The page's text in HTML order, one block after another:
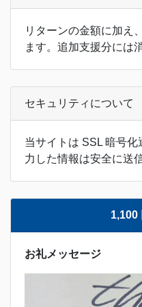
リターンの金額に加え
ます。追加支援分には
セキュリティについて
当サイトは SSL 暗号
力した情報は安全に送
1,100
お礼メッセージ